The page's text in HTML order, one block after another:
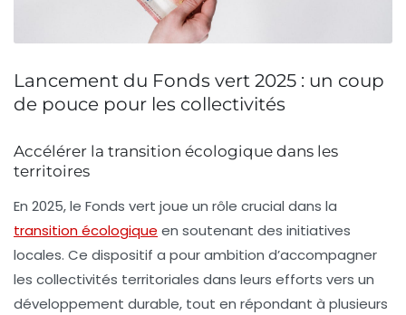
Lancement du Fonds vert 2025 : un coup
de pouce pour les collectivités
Accélérer la transition écologique dans les
territoires
En 2025, le Fonds vert joue un rôle crucial dans la
transition écologique en soutenant des initiatives
locales. Ce dispositif a pour ambition d’accompagner
les collectivités territoriales dans leurs efforts vers un
développement durable, tout en répondant à plusieurs